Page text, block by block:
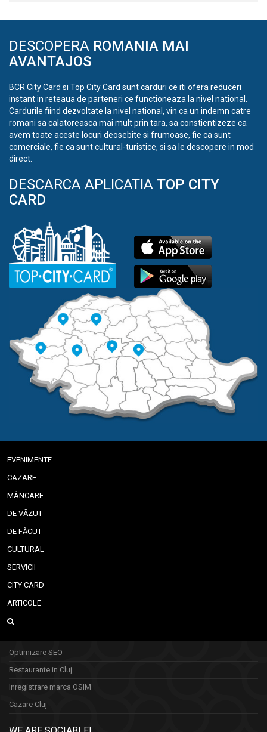
DESCOPERA ROMANIA MAI
AVANTAJOS
BCR City Card si Top City Card sunt carduri ce iti ofera reduceri
instant in reteaua de parteneri ce functioneaza la nivel national.
Cardurile fiind dezvoltate la nivel national, vin ca un indemn catre
romani sa calatoreasca mai mult prin tara, sa constientizeze ca
avem toate aceste locuri deosebite si frumoase, fie ca sunt
comerciale, fie ca sunt cultural-turistice, si sa le descopere in mod
direct.
DESCARCA APLICATIA TOP CITY
CARD
EVENIMENTE
CAZARE
MÂNCARE
DE VĂZUT
DE FĂCUT
CULTURAL
SERVICII
CITY CARD
ARTICOLE
Optimizare SEO
Restaurante in Cluj
Inregistrare marca OSIM
Cazare Cluj